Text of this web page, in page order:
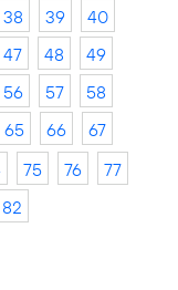
38 39
40
47 48
49
56 57
58
65 66
67
75 76
77
82